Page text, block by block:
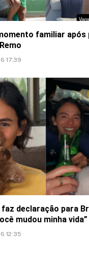
familiar após
17:39
faz declaração para
mudou minha vida”
12:35